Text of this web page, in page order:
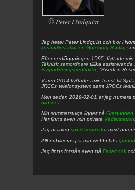
© Peter Lindquist
Jag heterPeter Lindquist och bor i
kustradiostationen Göteborg Radio ,
Efter nedläggningen 1995, flyttade
Teknisk samordnare tillika assisterande
Flygräddningscentralen , ”Sweden
Våren 2014 flyttades min tjänst till
JRCCs telefonsystem samt JRCCs
Men sedan 2019-02-01 är jag numera
bildspel.
Min sommarstuga ligger på Granudden
Här finns även min privata Väderstation
Jag är även sändareamatörmed
Allt publiceras på min webbplats
Jag finns förstås även på Facebook